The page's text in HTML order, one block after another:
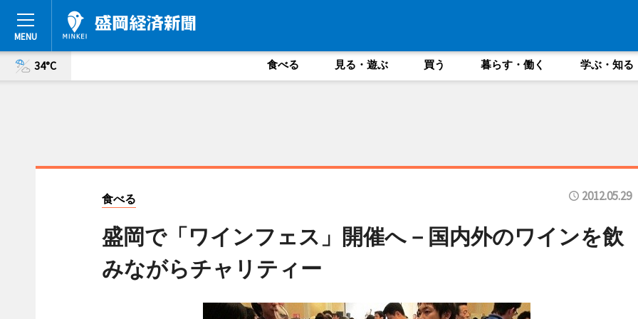
34°C 食べる 見る・遊ぶ 買う 暮らす・働く 学ぶ・知る
食べる 2012.05.29
盛岡で「ワインフェス」開催へ－国内外のワインを飲
みながらチャリティー